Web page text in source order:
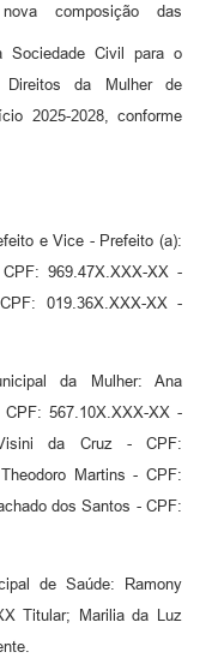
composição das
Sociedade Civil para o
Direitos da Mulher de
2025-2028, conforme
e Vice - Prefeito (a):
969.47X.XXX-XX -
019.36X.XXX-XX -
da Mulher: Ana
567.10X.XXX-XX -
da Cruz - CPF:
Martins - CPF:
dos Santos - CPF:
de Saúde: Ramony
Titular; Marilia da Luz